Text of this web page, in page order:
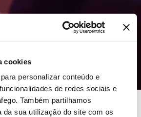
cookies
personalizar conteúdo e
de redes sociais e
Também partilhamos
da sua utilização do site com os